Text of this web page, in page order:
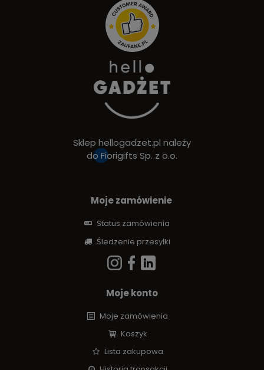
Sklep hellogadzet.pl należy
do Fiorigifts Sp. z o.o.
Moje zamówienie
Status zamówienia
Śledzenie przesyłki
Moje konto
Moje zamówienia
Koszyk
Lista zakupowa